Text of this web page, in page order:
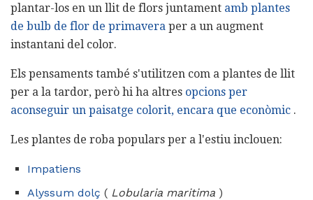
plantar-los en un llit de flors juntament amb plantes
de bulb de flor de primavera per a un augment
instantani del color.
Els pensaments també s'utilitzen com a plantes de llit
per a la tardor, però hi ha altres opcions per
aconseguir un paisatge colorit, encara que econòmic .
Les plantes de roba populars per a l'estiu inclouen:
Impatiens
Alyssum dolç ( Lobularia maritima )